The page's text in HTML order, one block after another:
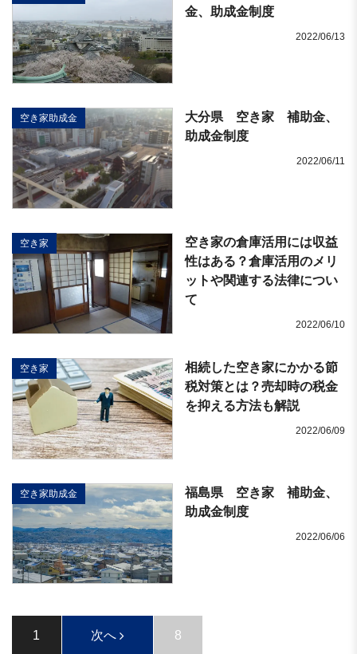
金、助成金制度
2022/06/13
空き家助成金
大分県 空き家 補助金、
助成金制度
2022/06/11
空き家
空き家の倉庫活用には収益
性はある？倉庫活用のメリ
ットや関連する法律につい
て
2022/06/10
空き家
相続した空き家にかかる節
税対策とは？売却時の税金
を抑える方法も解説
2022/06/09
空き家助成金
福島県 空き家 補助金、
助成金制度
2022/06/06
1 次へ 8